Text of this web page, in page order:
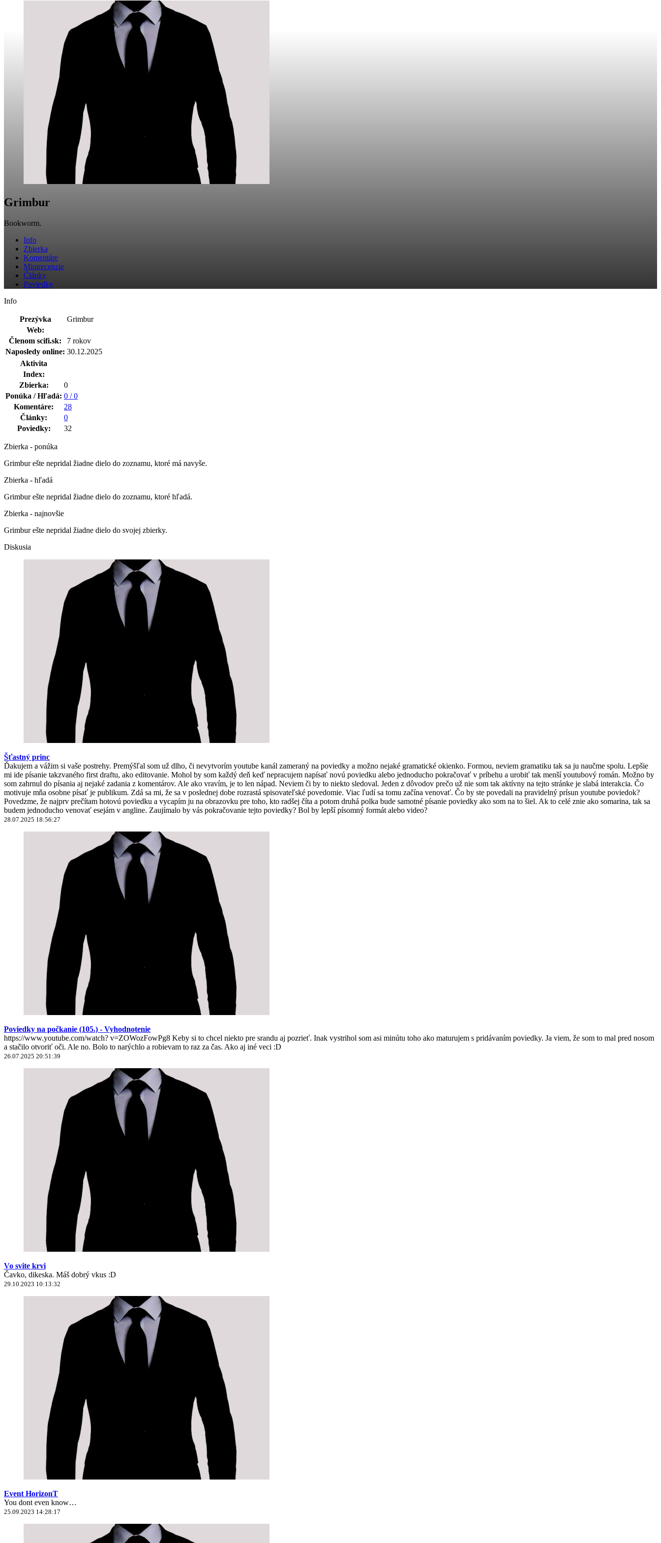
Grimbur
Bookworm.
Info
Zbierka
Komentáre
Minirecenzie
Články
Poviedky
Info
Prezývka
Grimbur
Web:
Členom scifi.sk:
7 rokov
Naposledy online: 30.12.2025
Aktivita
Index:
Zbierka:
0
Ponúka / Hľadá: 0 / 0
Komentáre:
28
Články:
0
Poviedky:
32
Zbierka - ponúka
Grimbur ešte nepridal žiadne dielo do zoznamu, ktoré má navyše.
Zbierka - hľadá
Grimbur ešte nepridal žiadne dielo do zoznamu, ktoré hľadá.
Zbierka - najnovšie
Grimbur ešte nepridal žiadne dielo do svojej zbierky.
Diskusia
Šťastný princ
Ďakujem a vážim si vaše postrehy. Premýšľal som už dlho, či nevytvorím youtube kanál zameraný na poviedky a možno nejaké gramatické okienko. Formou, neviem gramatiku tak sa ju naučme spolu. Lepšie
mi ide písanie takzvaného first draftu, ako editovanie. Mohol by som každý deň keď nepracujem napísať novú poviedku alebo jednoducho pokračovať v príbehu a urobiť tak menší youtubový román. Možno by
som zahrnul do písania aj nejaké zadania z komentárov. Ale ako vravím, je to len nápad. Neviem či by to niekto sledoval. Jeden z dôvodov prečo už nie som tak aktívny na tejto stránke je slabá interakcia. Čo
motivuje mňa osobne písať je publikum. Zdá sa mi, že sa v poslednej dobe rozrastá spisovateľské povedomie. Viac ľudí sa tomu začína venovať. Čo by ste povedali na pravidelný prísun youtube poviedok?
Povedzme, že najprv prečítam hotovú poviedku a vycapím ju na obrazovku pre toho, kto radšej číta a potom druhá polka bude samotné písanie poviedky ako som na to šiel. Ak to celé znie ako somarina, tak sa
budem jednoducho venovať esejám v angline. Zaujímalo by vás pokračovanie tejto poviedky? Bol by lepší písomný formát alebo video?
28.07.2025 18:56:27
Poviedky na počkanie (105.) - Vyhodnotenie
https://www.youtube.com/watch? v=ZOWozFowPg8 Keby si to chcel niekto pre srandu aj pozrieť. Inak vystrihol som asi minútu toho ako maturujem s pridávaním poviedky. Ja viem, že som to mal pred nosom
a stačilo otvoriť oči. Ale no. Bolo to narýchlo a robievam to raz za čas. Ako aj iné veci :D
26.07.2025 20:51:39
Vo svite krvi
Čavko, dikeska. Máš dobrý vkus :D
29.10.2023 10:13:32
Event HorizonT
You dont even know…
25.09.2023 14:28:17